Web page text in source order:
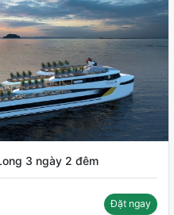
3 ngày 2 đêm
Đặt ngay